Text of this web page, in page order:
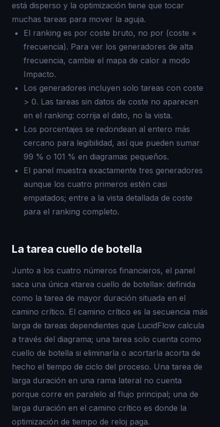
está disperso y la optimización tiene que tocar
muchas tareas para mover la aguja.
El ranking es por coste bruto, no por (coste ×
frecuencia). Para ver los generadores de alta
frecuencia, cambie el mapa de calor a modo
Impacto.
Los generadores incluyen solo tareas con coste
> 0. Las tareas sin datos de coste no aparecen
en el ranking: corrija el dato, no la vista.
Los porcentajes se redondean al entero más
cercano para legibilidad, así que pueden sumar
99 % o 101 % en diagramas pequeños.
El panel muestra exactamente tres generadores
aunque los cuatro primeros estén casi
empatados; entre a la vista detallada de coste
para el ranking completo.
La tarea cuello de botella
Junto a los cuatro números financieros, el panel
saca una única «tarea cuello de botella»: definida
como la tarea de mayor duración situada en el
camino crítico. El camino crítico es la secuencia más
larga de tareas dependientes que LucidFlow calcula
a través del diagrama; una tarea solo cuenta como
cuello de botella si eliminarla o acortarla acorta de
hecho el tiempo de ciclo del proceso. Una tarea de
larga duración en una rama lateral no cuenta
porque corre en paralelo al flujo principal; una de
larga duración en el camino crítico es donde la
optimización de tiempo de reloj paga.